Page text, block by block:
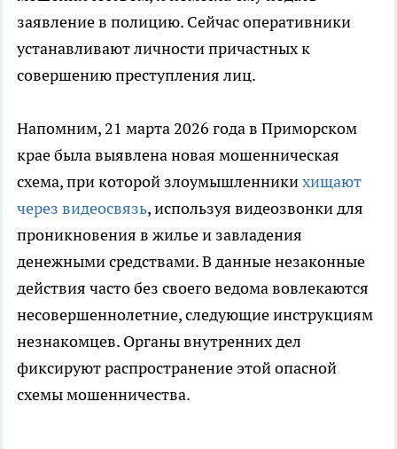
заявление в полицию. Сейчас оперативники
устанавливают личности причастных к
совершению преступления лиц.
Напомним, 21 марта 2026 года в Приморском
крае была выявлена новая мошенническая
схема, при которой злоумышленникихищают
через видеосвязь, используя видеозвонки для
проникновения в жилье и завладения
денежными средствами. В данные незаконные
действия часто без своего ведома вовлекаются
несовершеннолетние, следующие инструкциям
незнакомцев. Органы внутренних дел
фиксируют распространение этой опасной
схемы мошенничества.